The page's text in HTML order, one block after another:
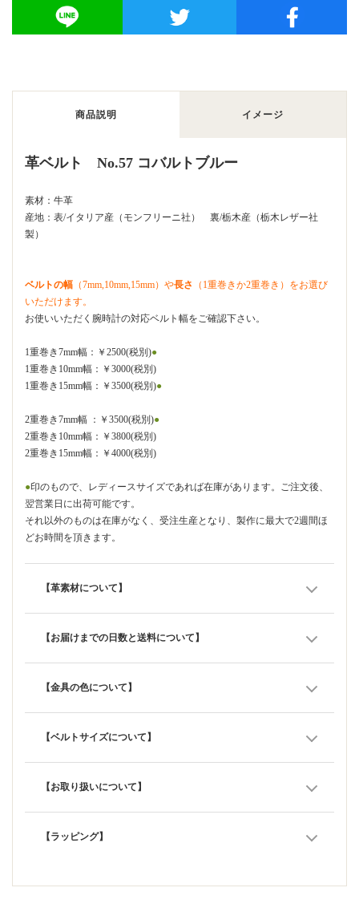
商品説明 イメージ
革ベルト No.57 コバルトブルー
素材：牛革
産地：表/イタリア産（モンフリーニ社） 裏/栃木産（栃木レザー社
製）
ベルトの幅 （7mm,10mm,15mm）や長さ
（1重巻きか2重巻き）をお選び
いただけます。
お使いいただく腕時計の対応ベルト幅をご確認下さい。
1重巻き7mm幅：￥2500(税別)●
1重巻き10mm幅：￥3000(税別)
1重巻き15mm幅：￥3500(税別)●
2重巻き7mm幅 ：￥3500(税別)●
2重巻き10mm幅：￥3800(税別)
2重巻き15mm幅：￥4000(税別)
●印のもので、レディースサイズであれば在庫があります。ご注文後、
翌営業日に出荷可能です。
それ以外のものは在庫がなく、受注生産となり、製作に最大で2週間ほ
どお時間を頂きます。
【革素材について】
【お届けまでの日数と送料について】
【金具の色について】
【ベルトサイズについて】
【お取り扱いについて】
【ラッピング】